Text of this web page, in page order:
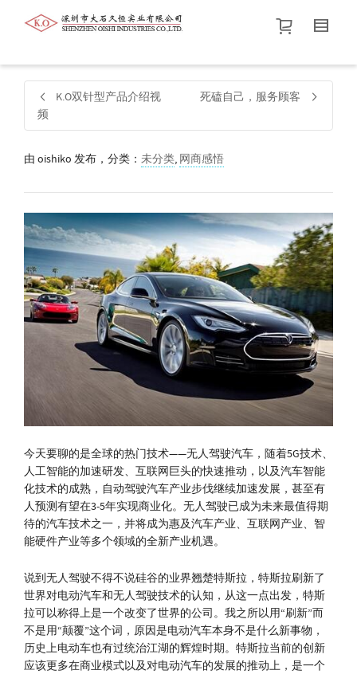
帮我查找新的衬衫尺码
价格介于
默认品牌.
K.O双针型产品介绍视
频
死磕自己，服务顾客
由 oishiko 发布，分类： 未分类, 网商感悟
今天要聊的是全球的热门技术——无人驾驶汽车，随着5G技术、
人工智能的加速研发、互联网巨头的快速推动，以及汽车智能
化技术的成熟，自动驾驶汽车产业步伐继续加速发展，甚至有
人预测有望在3-5年实现商业化。无人驾驶已成为未来最值得期
待的汽车技术之一，并将成为惠及汽车产业、互联网产业、智
能硬件产业等多个领域的全新产业机遇。
说到无人驾驶不得不说硅谷的业界翘楚特斯拉，特斯拉刷新了
世界对电动汽车和无人驾驶技术的认知，从这一点出发，特斯
拉可以称得上是一个改变了世界的公司。我之所以用“刷新”而
不是用“颠覆”这个词，原因是电动汽车本身不是什么新事物，
历史上电动车也有过统治江湖的辉煌时期。特斯拉当前的创新
应该更多在商业模式以及对电动汽车的发展的推动上，是一个